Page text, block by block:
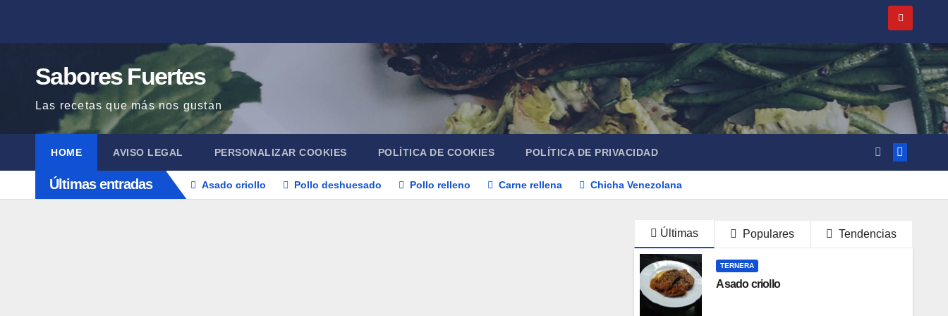
Sabores Fuertes
Las recetas que más nos gustan
HOME AVISO LEGAL PERSONALIZAR COOKIES POLÍTICA DE COOKIES POLÍTICA DE PRIVACIDAD
Últimas entradas Asado criollo Pollo deshuesado Pollo relleno Carne rellena Chicha Venezolana
Últimas Populares Tendencias
TERNERA
Asado criollo